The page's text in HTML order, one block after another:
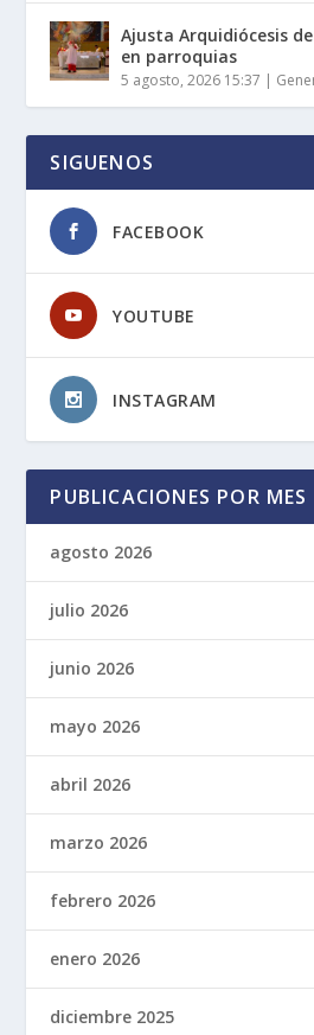
Ajusta Arquidiócesis
en parroquias
5 agosto, 2026 15:37 |
SIGUENOS
FACEBOOK
YOUTUBE
INSTAGRAM
PUBLICACIONES POR MES
agosto 2026
julio 2026
junio 2026
mayo 2026
abril 2026
marzo 2026
febrero 2026
enero 2026
diciembre 2025